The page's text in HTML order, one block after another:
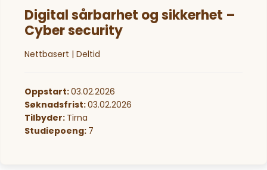
Digital sårbarhet og sikkerhet –
Cyber security
Nettbasert | Deltid
Oppstart:03.02.2026
Søknadsfrist:03.02.2026
Tilbyder: Tirna
Studiepoeng: 7